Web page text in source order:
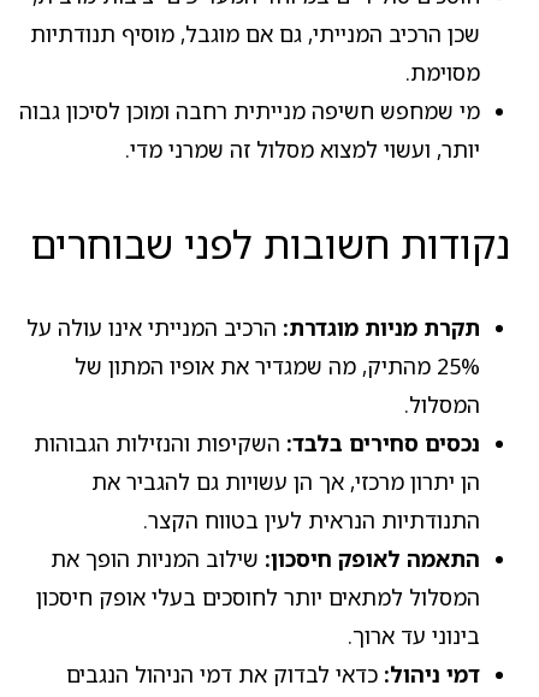
שכן הרכיב המנייתי, גם אם מוגבל, מוסיף תנודתיות
מסוימת.
מי שמחפש חשיפה מנייתית רחבה ומוכן לסיכון גבוה
יותר, ועשוי למצוא מסלול זה שמרני מדי.
נקודות חשובות לפני שבוחרים
תקרת מניות מוגדרת: הרכיב המנייתי אינו עולה על
25% מהתיק, מה שמגדיר את אופיו המתון של
המסלול.
נכסים סחירים בלבד: השקיפות והנזילות הגבוהות
הן יתרון מרכזי, אך הן עשויות גם להגביר את
התנודתיות הנראית לעין בטווח הקצר.
התאמה לאופק חיסכון: שילוב המניות הופך את
המסלול למתאים יותר לחוסכים בעלי אופק חיסכון
בינוני עד ארוך.
דמי ניהול: כדאי לבדוק את דמי הניהול הנגבים